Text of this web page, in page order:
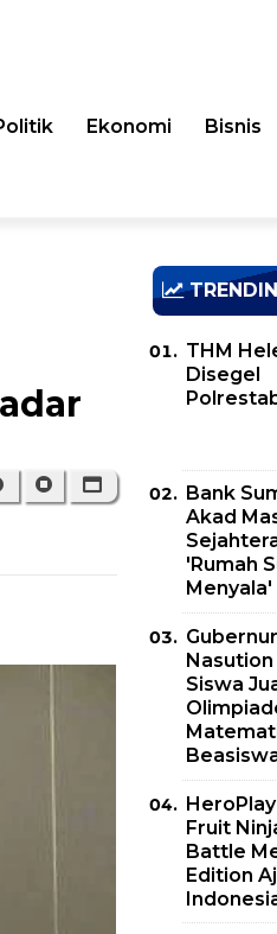
Ekonomi Bisnis
THM
Disegel
Bank
Akad
'Rumah
Menyala'
Siswa
Fruit
Battle
Edition